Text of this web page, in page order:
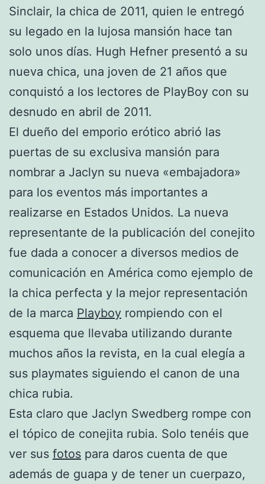
Sinclair, la chica de 2011, quien le entregó
su legado en la lujosa mansión hace tan
solo unos días. Hugh Hefner presentó a su
nueva chica, una joven de 21 años que
conquistó a los lectores de PlayBoy con su
desnudo en abril de 2011.
El dueño del emporio erótico abrió las
puertas de su exclusiva mansión para
nombrar a Jaclyn su nueva «embajadora»
para los eventos más importantes a
realizarse en Estados Unidos. La nueva
representante de la publicación del conejito
fue dada a conocer a diversos medios de
comunicación en América como ejemplo de
la chica perfecta y la mejor representación
de la marca Playboy rompiendo con el
esquema que llevaba utilizando durante
muchos años la revista, en la cual elegía a
sus playmates siguiendo el canon de una
chica rubia.
Esta claro que Jaclyn Swedberg rompe con
el tópico de conejita rubia. Solo tenéis que
ver sus fotos para daros cuenta de que
además de guapa y de tener un cuerpazo,